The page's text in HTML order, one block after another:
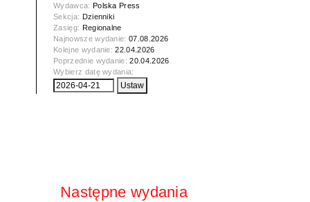
Wydawca: Polska Press
Sekcja: Dzienniki
Zasięg: Regionalne
Najnowsze wydanie:07.08.2026
Kolejne wydanie:22.04.2026
Poprzednie wydanie:20.04.2026
Wybierz datę wydania:
Następne wydania